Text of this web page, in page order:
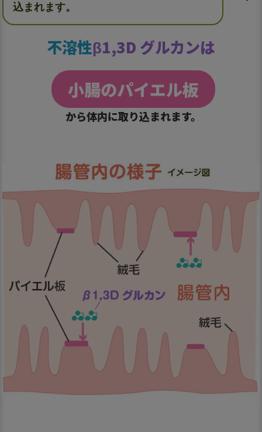
込まれます。
不溶性β1,3D グルカンは
小腸のパイエル板
から体内に取り込まれます。